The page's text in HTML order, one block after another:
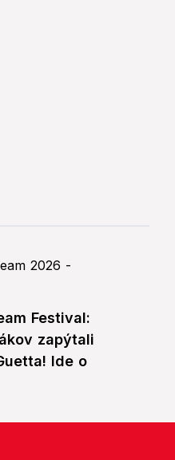
Festival:
zapýtali
Ide o